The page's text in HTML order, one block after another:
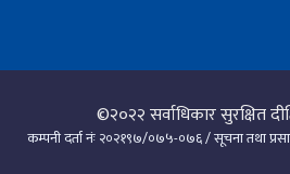
©२०२२सर्वाधिकार सुरक्षित
कम्पनी दर्ता नंः २०२१९७/०७५-०७६ / सूचना तथा